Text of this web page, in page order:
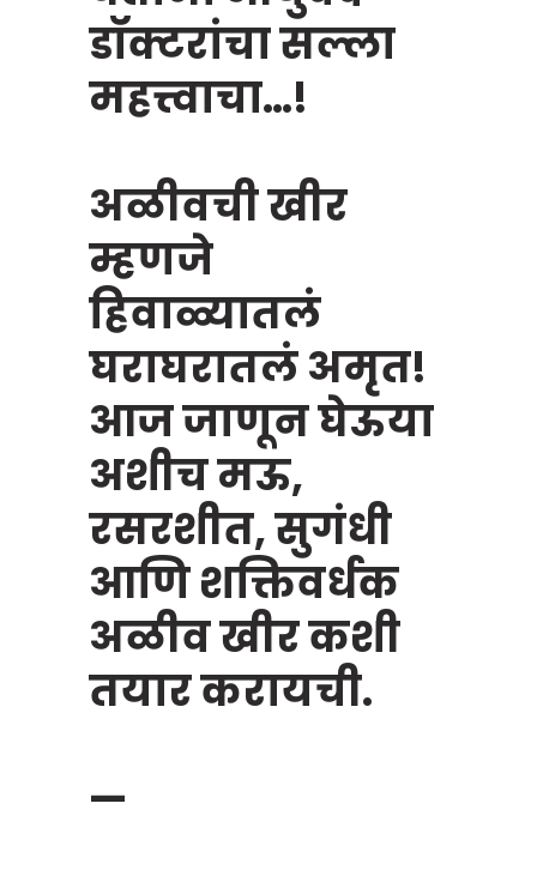
डॉक्टरांचा सल्ला
महत्त्वाचा…!
अळीवची खीर
म्हणजे
हिवाळ्यातलं
घराघरातलं अमृत!
आज जाणून घेऊया
अशीच मऊ,
रसरशीत, सुगंधी
आणि शक्तिवर्धक
अळीव खीर कशी
तयार करायची.
—